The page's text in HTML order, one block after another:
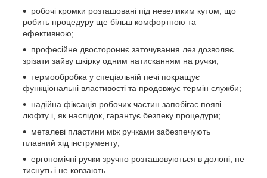
робочі кромки розташовані під невеликим кутом, що
робить процедуру ще більш комфортною та
ефективною;
професійне двостороннє заточування лез дозволяє
зрізати зайву шкірку одним натисканням на ручки;
термообробка у спеціальній печі покращує
функціональні властивості та продовжує термін служби;
надійна фіксація робочих частин запобігає появі
люфту і, як наслідок, гарантує безпеку процедури;
металеві пластини між ручками забезпечують
плавний хід інструменту;
ергономічні ручки зручно розташовуються в долоні, не
тиснуть і не ковзають.